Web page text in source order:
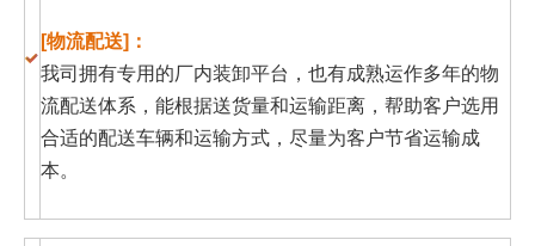
[物流配送]：
我司拥有专用的厂内装卸平台，也有成熟运作多年的物
流配送体系，能根据送货量和运输距离，帮助客户选用
合适的配送车辆和运输方式，尽量为客户节省运输成
本。